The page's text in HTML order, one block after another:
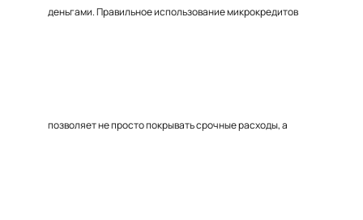
деньгами. Правильное использование микрокредитов
позволяет не просто покрывать срочные расходы, а